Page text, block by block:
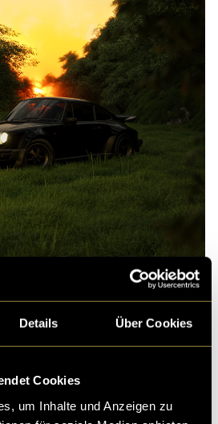
Details Über Cookies
Cookies
um Inhalte und Anzeigen zu